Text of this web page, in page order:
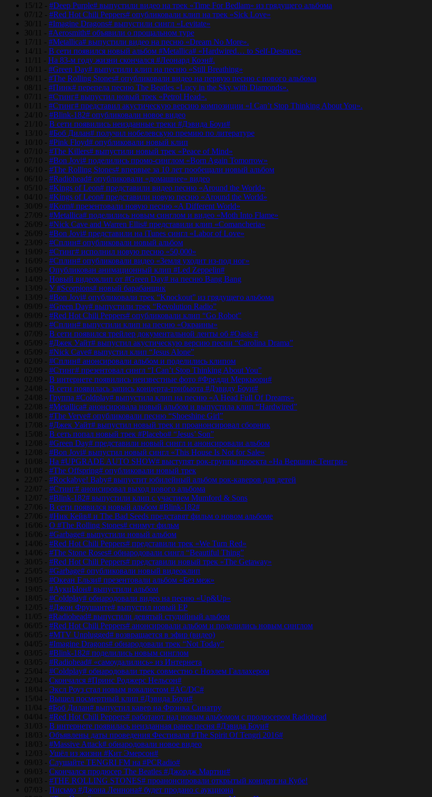
15/12 - #Deep Purple# выпустили видео на трек «Time For Bedlam» из грядущего альбома
07/12 - #Red Hot Chili Peppers# опубликовали клип на трек «Sick Love»
30/11 - #Imagine Dragons# выпустили сингл «Levitate»
30/11 - #Aerosmith# объявили о прощальном туре
17/11 - #Metallica# выпустили видео на песню «Dream No More».
14/11 - В сети появился новый альбом #Metallica# «Hardwired… to Self-Destruct»
11/11 - На 83-м году жизни скончался #Леонард Коэн#.
10/11 - #Green Day# выпустили клип на песню «Still Breathing»
09/11 - #The Rolling Stones# опубликовали видео на первую песню с нового альбома
08/11 - #Пинк# перепела песню The Beatles «Lucy in the Sky with Diamonds».
07/11 - #Стинг# выпустил новый трек «Petrol Head».
01/11 - #Стинг# представил акустическую версию композиции «I Can’t Stop Thinking About You».
24/10 - #Blink-182# опубликовали новое видео
21/10 - В сети появились неизданные треки #Дэвида Боуи#
13/10 - #Боб Дилан# получил нобелевскую премию по литературе
10/10 - #Pink Floyd# опубликовали новый клип
07/10 - #The Killers# выпустили новый трек «Peace of Mind»
07/10 - #Bon Jovi# поделились промо-синглом «Born Again Tomorrow»
06/10 - #The Rolling Stones# впервые за 10 лет пообещали новый альбом
06/10 - #Radiohead# опубликовали «домашнее» видео
05/10 - #Kings of Leon# представили видео песню «Around the World»
04/10 - #Kings of Leon# представили новую песню «Around the World»
30/09 - #Korn# презентовали новую песню «A Different World»
27/09 - #Metallica# поделились новым синглом и видео «Moth Into Flame»
26/09 - #Nick Cave and Warren Ellis# представили клип «Comancheria»
26/09 - #Bon Jovi# представили на iTunes сингл «Labor of Love»
23/09 - #Сплин# опубликовали новый альбом
19/09 - #Стинг# исполнил новую песню «50,000»
16/09 - #Сплин# опубликовали видео «Земля уходит из-под ног»
16/09 - Опубликован анимационный клип #Led Zeppelin#
14/09 - Новый видеоклип от #Green Day# на песню Bang Bang
13/09 - У #Scorpions# новый барабанщик
13/09 - #Bon Jovi# опубликовали трек “Knockout” из грядущего альбома
09/09 - #Green Day# выпустили трек “Revolution Radio”
09/09 - #Red Hot Chili Peppers# опубликовали клип “Go Robot”
09/09 - #Сплин# выпустили клип на песню «Окраины»
07/09 - В сети появился трейлер документальной ленты об #Oasis #
05/09 - #Джек Уайт# выпустил акустическую версию песни “Carolina Drama”
05/09 - #Nick Cave# выпустил клип “Jesus Alone”
02/09 - #Сплин# анонсировали альбом и поделились клипом
02/09 - #Стинг# презентовал сингл “I Can’t Stop Thinking About You”
02/09 - В интернете появились неизвестные фото #Фредди Меркьюри#
24/08 - В сети появилась запись концерта-трибьюта #Дэвиду Боуи#
24/08 - Группа #Coldplay# выпустила клип на песню «A Head Full Of Dreams»
22/08 - #Metallica# анонсировала новый альбом и выпустила клип “Hardwired”
18/08 - #The Verve# опубликовали песню “Shoeshine Girl”
17/08 - #Джек Уайт# выпустил новый трек и проанонсировал сборник
15/08 - В сеть попал новый трек #Placebo# “Jesus’ Son”
12/08 - #Green Day# представили новый сингл и анонсировали альбом
12/08 - #Bon Jovi# выпустил новый сингл «This House Is Not for Sale»
10/08 - На #UPGRADE AUTO SHOW# выступят рок-группы проекта «На Вершине Тенгри»
01/08 - #The Offspring# опубликовали новый трек
22/07 - #Rockabye! Baby# выпустит юбилейный альбом рок-каверов для детей
22/07 - #Стинг# анонсировал выход нового альбома
12/07 - #Blink-182# выпустили клип с участием Mumford & Sons
27/06 - В сети появился новый альбом #Blink-182#
27/06 - #Ник Кейв# и The Bad Seeds представят фильм о новом альбоме
16/06 - О #The Rolling Stones# снимут фильм
16/06 - #Garbage# выпустили новый альбом
14/06 - #Red Hot Chili Peppers# представили трек «We Turn Red»
14/06 - #The Stone Roses# обнародовали сингл “Beautiful Thing”
30/05 - #Red Hot Chili Peppers# представили новый трек «The Getaway»
25/05 - #Garbage# опубликовали новый видеоклип
19/05 - #Океан Ельзи# презентовали альбом «Без меж»
19/05 - #АукцЫон# выпустили альбом
18/05 - #Coldplay# обнародовали видео на песню «Up&Up»
12/05 - #Джон Фрушанте# выпустил новый ЕР
11/05 - #Radiohead# выпустили девятый студийный альбом
06/05 - #Red Hot Chili Peppers# анонсировали альбом и поделились новым синглом
06/05 - #MTV Unplugged# возвращается в эфир (видео)
04/05 - #Imagine Dragons# обнародовали трек “Not Today”
03/05 - #Blink-182# поделились новым синглом
03/05 - #Radiohead# «самоудалились» из Интернета
25/04 - #Coldplay# обнародовали трек совместно с Ноэлем Галлахером
22/04 - Скончался #Принс Роджерс Нельсон#
18/04 - Эксл Роуз стал новым вокалистом #AC/DC#
15/04 - Вышел посмертный клип #Дэвида Боуи#
11/04 - #Боб Дилан# выпустил кавер на Фрэнка Синатру
04/04 - #Red Hot Chili Peppers# работают над новым альбомом с продюсером Radiohead
31/03 - В интернете появилась неизданная ранее песня #Дэвида Боуи#
18/03 - Объявлены даты проведения Фестиваля #The Spirit Of Tengri 2016#
18/03 - #Massive Attack# обнародовали новое видео
12/03 - Ушёл из жизни #Кит Эмерсон#
09/03 - Слушайте TENGRI FM на #PCRadio#
09/03 - Скончался продюсер The Beatles #Джордж Мартин#
09/03 - #THE ROLLING STONES# проанонсировали открытый концерт на Кубе!
07/03 - Письмо #Джона Леннона# будет продано с аукциона